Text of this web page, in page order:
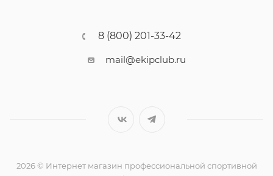
8 (800) 201-33-42
mail@ekipclub.ru
2026 © Интернет магазин профессиональной спортивной